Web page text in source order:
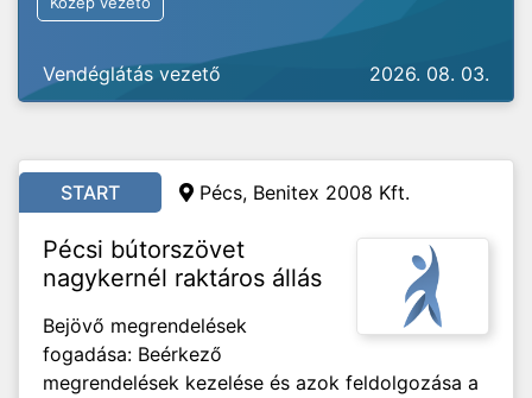
Vendéglátás vezető 2026. 08. 03.
START Pécs, Benitex 2008 Kft.
Pécsi bútorszövet
nagykernél raktáros állás
Bejövő megrendelések
fogadása: Beérkező
megrendelések kezelése és azok feldolgozása a